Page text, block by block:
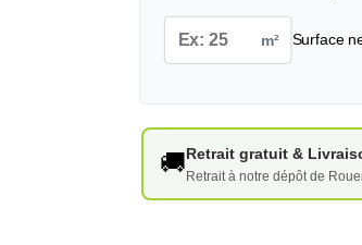
m² Surface
🚚Retrait gratuit &
Retrait à notre dépôt de